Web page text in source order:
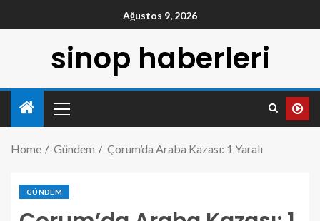
Ağustos 9, 2026
sinop haberleri
Home Gündem Çorum’da Araba Kazası: 1 Yaralı
GÜNDEM